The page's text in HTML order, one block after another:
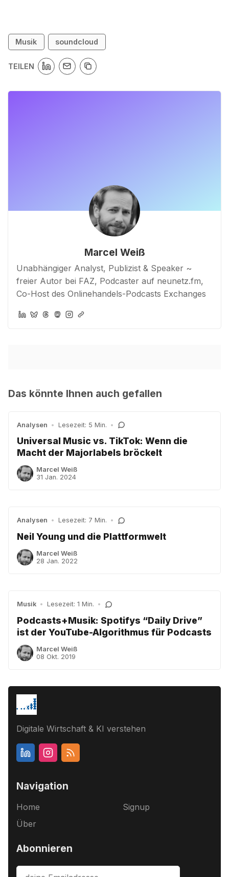
Musik soundcloud
TEILEN
Marcel Weiß
Unabhängiger Analyst, Publizist & Speaker ~
freier Autor bei FAZ, Podcaster auf neunetz.fm,
Co-Host des Onlinehandels-Podcasts Exchanges
Das könnte Ihnen auch gefallen
Analysen • Lesezeit: 5 Min. •
Universal Music vs. TikTok: Wenn die
Macht der Majorlabels bröckelt
Marcel Weiß
31 Jan. 2024
Analysen • Lesezeit: 7 Min. •
Neil Young und die Plattformwelt
Marcel Weiß
28 Jan. 2022
Musik • Lesezeit: 1 Min. •
Podcasts+Musik: Spotifys “Daily Drive”
ist der YouTube-Algorithmus für Podcasts
Marcel Weiß
08 Okt. 2019
Digitale Wirtschaft & KI verstehen
Navigation
Home
Über
Signup
Abonnieren